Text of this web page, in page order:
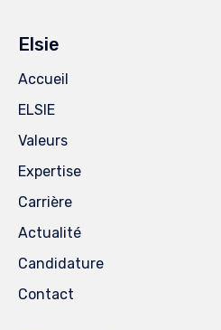
Elsie
Accueil
ELSIE
Valeurs
Expertise
Carrière
Actualité
Candidature
Contact